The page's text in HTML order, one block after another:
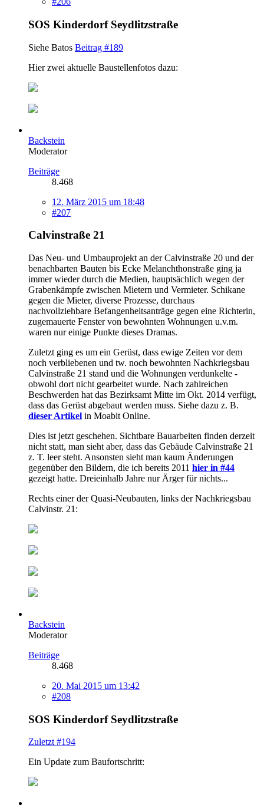
SOS Kinderdorf Seydlitzstraße
Siehe Batos Beitrag #189
Hier zwei aktuelle Baustellenfotos dazu:
Backstein
Moderator
Beiträge
8.468
12. März 2015 um 18:48
#207
Calvinstraße 21
Das Neu- und Umbauprojekt an der Calvinstraße 20 und der
benachbarten Bauten bis Ecke Melanchthonstraße ging ja
immer wieder durch die Medien, hauptsächlich wegen der
Grabenkämpfe zwischen Mietern und Vermieter. Schikane
gegen die Mieter, diverse Prozesse, durchaus
nachvollziehbare Befangenheitsanträge gegen eine Richterin,
zugemauerte Fenster von bewohnten Wohnungen u.v.m.
waren nur einige Punkte dieses Dramas.
Zuletzt ging es um ein Gerüst, dass ewige Zeiten vor dem
noch verbliebenen und tw. noch bewohnten Nachkriegsbau
Calvinstraße 21 stand und die Wohnungen verdunkelte -
obwohl dort nicht gearbeitet wurde. Nach zahlreichen
Beschwerden hat das Bezirksamt Mitte im Okt. 2014 verfügt,
dass das Gerüst abgebaut werden muss. Siehe dazu z. B.
dieser Artikel in Moabit Online.
Dies ist jetzt geschehen. Sichtbare Bauarbeiten finden derzeit
nicht statt, man sieht aber, dass das Gebäude Calvinstraße 21
z. T. leer steht. Ansonsten sieht man kaum Änderungen
gegenüber den Bildern, die ich bereits 2011 hier in #44
gezeigt hatte. Dreieinhalb Jahre nur Ärger für nichts...
Rechts einer der Quasi-Neubauten, links der Nachkriegsbau
Calvinstr. 21:
Backstein
Moderator
Beiträge
8.468
20. Mai 2015 um 13:42
#208
SOS Kinderdorf Seydlitzstraße
Zuletzt #194
Ein Update zum Baufortschritt: